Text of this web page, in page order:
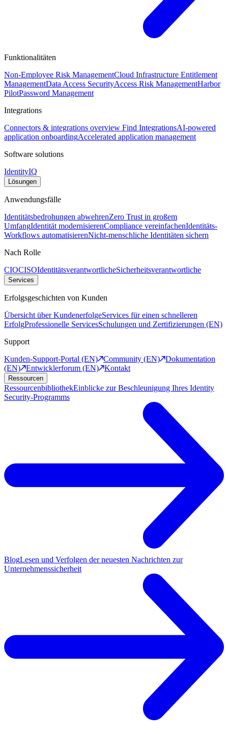
Funktionalitäten
Non-Employee Risk ManagementCloud Infrastructure Entitlement
ManagementData Access SecurityAccess Risk ManagementHarbor
PilotPassword Management
Integrations
Connectors & integrations overview Find IntegrationsAI-powered
application onboardingAccelerated application management
Software solutions
IdentityIQ
Lösungen
Anwendungsfälle
Identitätsbedrohungen abwehrenZero Trust in großem
UmfangIdentität modernisierenCompliance vereinfachenIdentitäts-
Workflows automatisierenNicht-menschliche Identitäten sichern
Nach Rolle
CIOCISOIdentitätsverantwortlicheSicherheitsverantwortliche
Services
Erfolgsgeschichten von Kunden
Übersicht über KundenerfolgeServices für einen schnelleren
ErfolgProfessionelle ServicesSchulungen und Zertifizierungen (EN)
Support
Kunden-Support-Portal (EN)
Community (EN)
Dokumentation
(EN)
Entwicklerforum (EN) Kontakt
Ressourcen
RessourcenbibliothekEinblicke zur Beschleunigung Ihres Identity
Security-Programms
BlogLesen und Verfolgen der neuesten Nachrichten zur
Unternehmenssicherheit